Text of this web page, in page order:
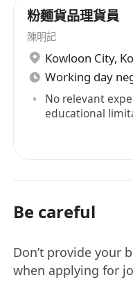
2. 2年以上高端养生
业从业经验，熟悉细
核心项目，精通高端
转化、私域运维、复
到1搭建经验者优先。
3. 熟练运作TOB、
或成熟销售团队者优
5. 品行端正、诚信靠
展。
粉麵貨品理貨員
陳明記
Kowloon City,
Working day
No relevant
educational
Be careful
Don’t provide your
when applying for